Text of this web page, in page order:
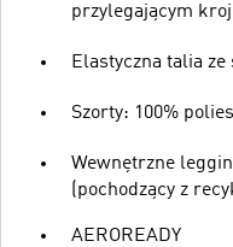
przylegającym
Elastyczna talia
Szorty: 100%
Wewnętrzne
(pochodzący z
AEROREADY